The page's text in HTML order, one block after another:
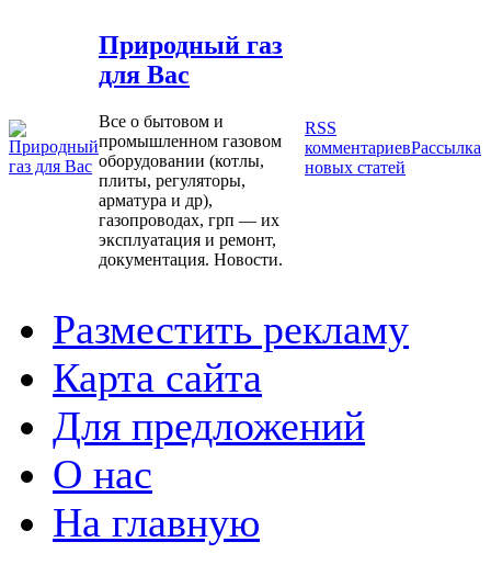
Природный газ
для Вас
Все о бытовом и
промышленном газовом
оборудовании (котлы,
плиты, регуляторы,
арматура и др),
газопроводах, грп — их
эксплуатация и ремонт,
документация. Новости.
RSS
комментариевРассылка
новых статей
Разместить рекламу
Карта сайта
Для предложений
О нас
На главную